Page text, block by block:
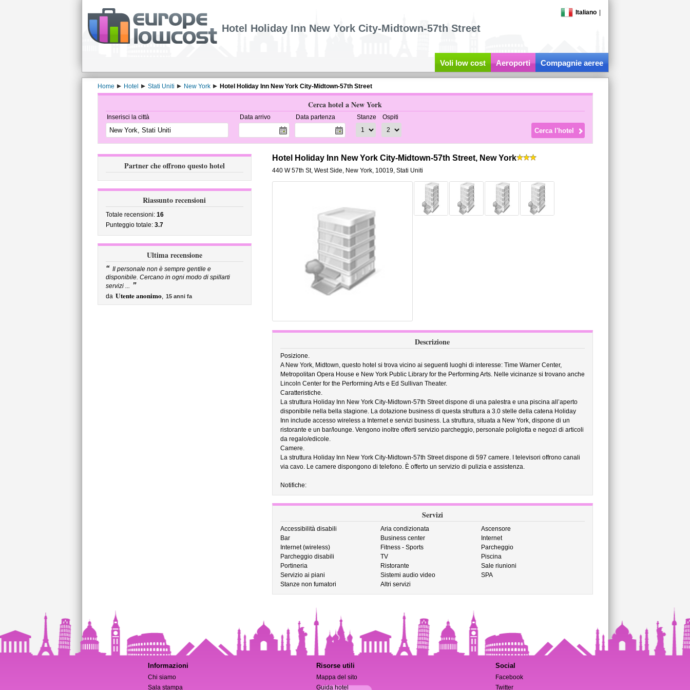
Italiano
Hotel Holiday Inn New York City-Midtown-57th Street
Voli low cost Aeroporti Compagnie aeree
Home Hotel Stati Uniti New York Hotel Holiday Inn New York City-Midtown-57th Street
Cerca hotel a New York
Inserisci la città Data arrivo Data partenza Stanze Ospiti
Partner che offrono questo hotel
Riassunto recensioni
Totale recensioni: 16
Punteggio totale: 3.7
Ultima recensione
“ Il personale non è sempre gentile e
disponibile. Cercano in ogni modo di spillarti
servizi ... ”
da Utente anonimo, 15 anni fa
Hotel Holiday Inn New York City-Midtown-57th Street, New York
440 W 57th St, West Side, New York, 10019, Stati Uniti
Descrizione
Posizione.
A New York, Midtown, questo hotel si trova vicino ai seguenti luoghi di interesse: Time Warner Center,
Metropolitan Opera House e New York Public Library for the Performing Arts. Nelle vicinanze si trovano anche
Lincoln Center for the Performing Arts e Ed Sullivan Theater.
Caratteristiche.
La struttura Holiday Inn New York City-Midtown-57th Street dispone di una palestra e una piscina all’aperto
disponibile nella bella stagione. La dotazione business di questa struttura a 3.0 stelle della catena Holiday
Inn include accesso wireless a Internet e servizi business. La struttura, situata a New York, dispone di un
ristorante e un bar/lounge. Vengono inoltre offerti servizio parcheggio, personale poliglotta e negozi di articoli
da regalo/edicole.
Camere.
La struttura Holiday Inn New York City-Midtown-57th Street dispone di 597 camere. I televisori offrono canali
via cavo. Le camere dispongono di telefono. È offerto un servizio di pulizia e assistenza.
Notifiche:
Servizi
Accessibilità disabili Aria condizionata
Ascensore
Bar
Business center
Internet
Internet (wireless)
Fitness - Sports
Parcheggio
Parcheggio disabili
TV
Piscina
Portineria
Ristorante
Sale riunioni
Servizio ai piani
Sistemi audio video
SPA
Stanze non fumatori
Altri servizi
Informazioni
Chi siamo
Sala stampa
Risorse utili
Mappa del sito
Guida hotel
Social
Facebook
Twitter